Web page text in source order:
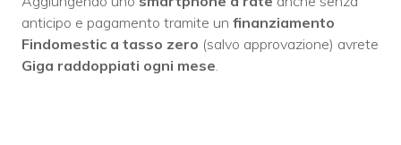
anticipo e pagamento tramite un finanziamento
Findomestic a tasso zero (salvo approvazione) avrete
Giga raddoppiati ogni mese